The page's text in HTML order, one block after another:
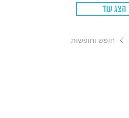
הצג עוד
חופש וחופשות